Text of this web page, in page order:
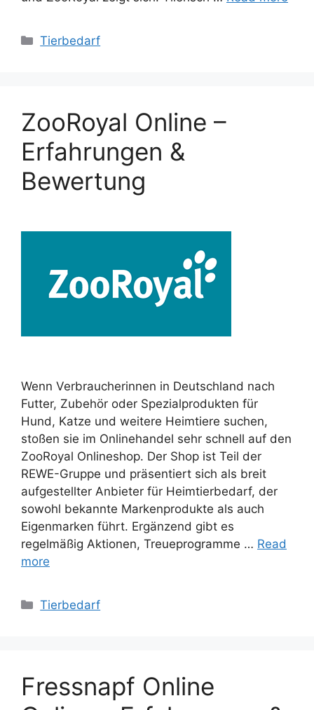
Categories
Tierbedarf
ZooRoyal Online –
Erfahrungen &
Bewertung
Wenn Verbraucherinnen in Deutschland nach
Futter, Zubehör oder Spezialprodukten für
Hund, Katze und weitere Heimtiere suchen,
stoßen sie im Onlinehandel sehr schnell auf den
ZooRoyal Onlineshop. Der Shop ist Teil der
REWE-Gruppe und präsentiert sich als breit
aufgestellter Anbieter für Heimtierbedarf, der
sowohl bekannte Markenprodukte als auch
Eigenmarken führt. Ergänzend gibt es
regelmäßig Aktionen, Treueprogramme … Read
more
Categories
Tierbedarf
Fressnapf Online